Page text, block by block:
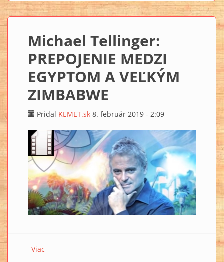
Michael Tellinger:
PREPOJENIE MEDZI
EGYPTOM A VEĽKÝM
ZIMBABWE
Pridal KEMET.sk 8. február 2019 - 2:09
Viac o Michael Tellinger: PREPOJENIE MEDZI EGYPTOM A